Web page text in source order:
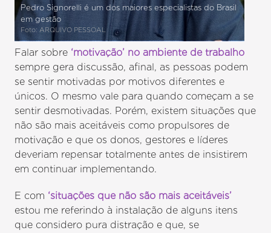
Pedro Signorelli é um dos maiores especialistas do Brasil
em gestão
Foto: ARQUIVO PESSOAL
Falar sobre ‘motivação’ no ambiente de trabalho
sempre gera discussão, afinal, as pessoas podem
se sentir motivadas por motivos diferentes e
únicos. O mesmo vale para quando começam a se
sentir desmotivadas. Porém, existem situações que
não são mais aceitáveis como propulsores de
motivação e que os donos, gestores e líderes
deveriam repensar totalmente antes de insistirem
em continuar implementando.
E com ‘situações que não são mais aceitáveis’
estou me referindo à instalação de alguns itens
que considero pura distração e que, se